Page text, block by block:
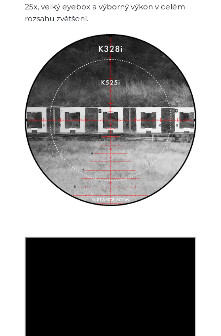
25x, velký eyebox a výborný výkon v celém
rozsahu zvětšení.